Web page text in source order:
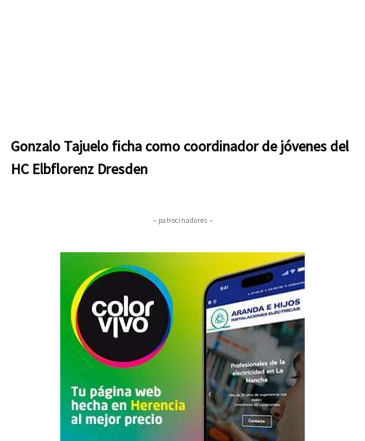
Gonzalo Tajuelo ficha como coordinador de jóvenes del
HC Elbflorenz Dresden
– patrocinadores –